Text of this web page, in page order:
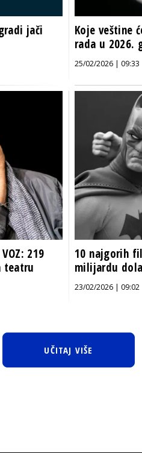
jači
Koje veštine
rada u 2026.
25/02/2026 | 09:33
219
teatru
10 najgorih
milijardu
23/02/2026 | 09:02
UČITAJ VIŠE